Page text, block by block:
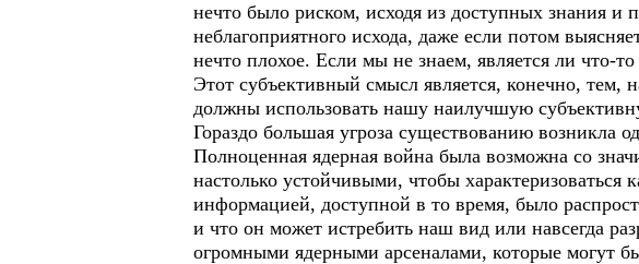
нечто было риском, исходя из доступных знания и
неблагоприятного исхода, даже если потом
нечто плохое. Если мы не знаем, является ли что-
Этот субъективный смысл является, конечно,
должны использовать нашу наилучшую
Гораздо большая угроза существованию
Полноценная ядерная война была возможна со
настолько устойчивыми, чтобы
информацией, доступной в то время, было
и что он может истребить наш вид или навсегда
огромными ядерными арсеналами, которые могут